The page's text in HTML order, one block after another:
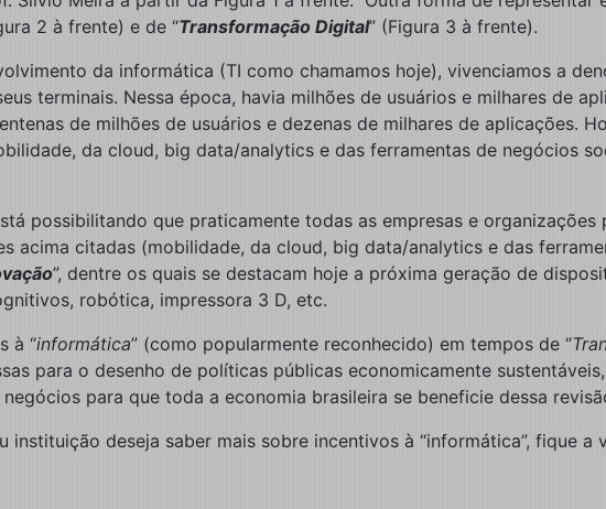
2 à frente) e de “Transformação Digital” (Figura 3 à frente).
da informática (TI como chamamos hoje), vivenciamos a
terminais. Nessa época, havia milhões de usuários e milhares de
de milhões de usuários e dezenas de milhares de aplicações.
da cloud, big data/analytics e das ferramentas de negócios
possibilitando que praticamente todas as empresas e organizações
acima citadas (mobilidade, da cloud, big data/analytics e das
”, dentre os quais se destacam hoje a próxima geração de
robótica, impressora 3 D, etc.
à “informática” (como popularmente reconhecido) em tempos de “
para o desenho de políticas públicas economicamente
para que toda a economia brasileira se beneficie dessa
instituição deseja saber mais sobre incentivos à “informática”, fique a